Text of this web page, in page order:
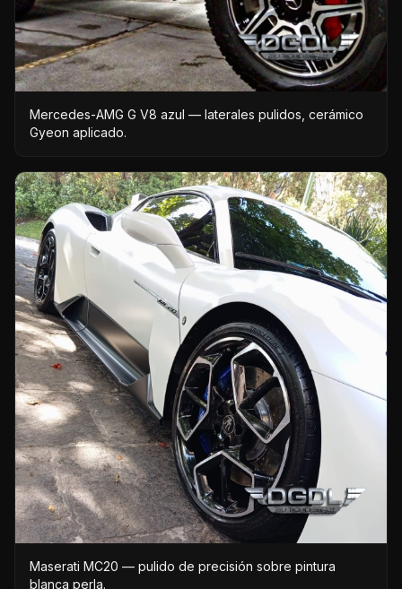
Mercedes-AMG G V8 azul — laterales pulidos, cerámico
Gyeon aplicado.
Maserati MC20 — pulido de precisión sobre pintura
blanca perla.